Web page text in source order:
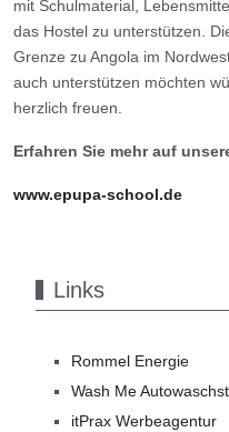
mit Schulmaterial,
das Hostel zu unterstützen.
Grenze zu Angola im
auch unterstützen möchten
herzlich freuen.
Erfahren Sie mehr auf
www.epupa-school.de
Links
Rommel Energie
Wash Me
itPrax Werbeagentur